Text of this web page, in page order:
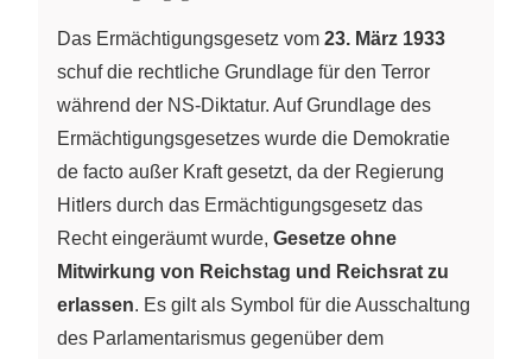
Das Ermächtigungsgesetz vom 23. März 1933
schuf die rechtliche Grundlage für den Terror
während der NS-Diktatur. Auf Grundlage des
Ermächtigungsgesetzes wurde die Demokratie
de facto außer Kraft gesetzt, da der Regierung
Hitlers durch das Ermächtigungsgesetz das
Recht eingeräumt wurde, Gesetze ohne
Mitwirkung von Reichstag und Reichsrat zu
erlassen. Es gilt als Symbol für die Ausschaltung
des Parlamentarismus gegenüber dem